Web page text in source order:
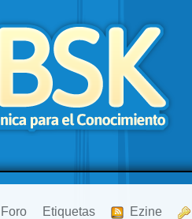
Foro Etiquetas Ezine